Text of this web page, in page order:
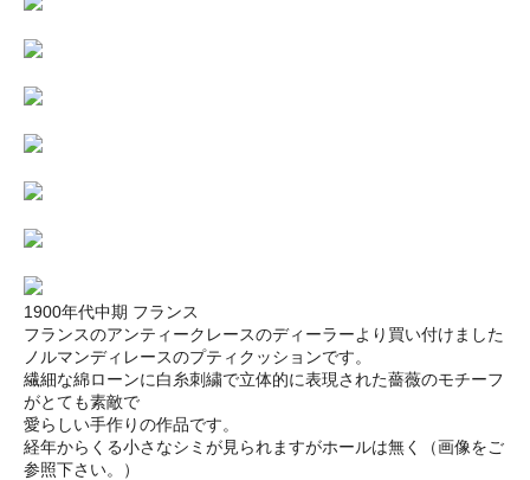
1900年代中期 フランス
フランスのアンティークレースのディーラーより買い付けました
ノルマンディレースのプティクッションです。
繊細な綿ローンに白糸刺繍で立体的に表現された薔薇のモチーフ
がとても素敵で
愛らしい手作りの作品です。
経年からくる小さなシミが見られますがホールは無く（画像をご
参照下さい。）